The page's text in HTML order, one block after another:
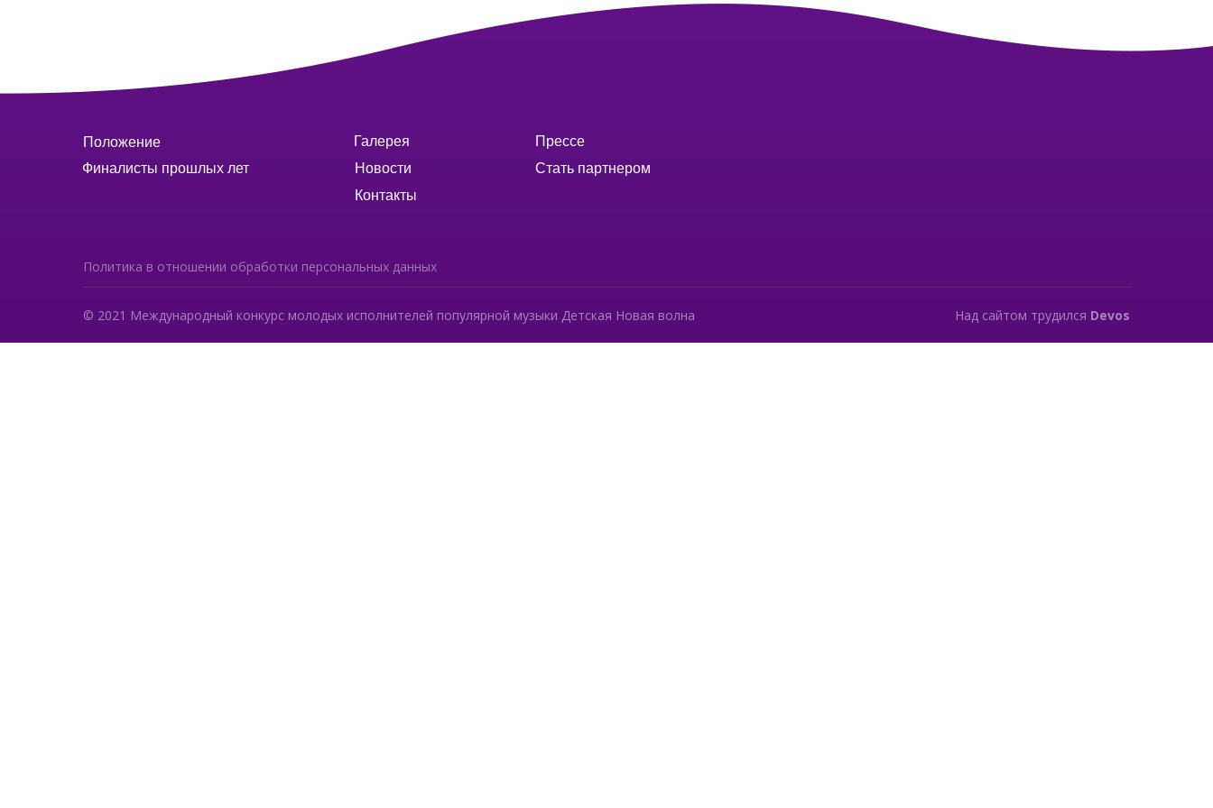
Галерея
Новости
Контакты
Прессе
Стать партнером
© 2021 Международный конкурс молодых исполнителей популярной музыки Детская Новая волна Над сайтом трудился Devos
Политика в отношении обработки персональных данных
Финалисты прошлых лет
Положение